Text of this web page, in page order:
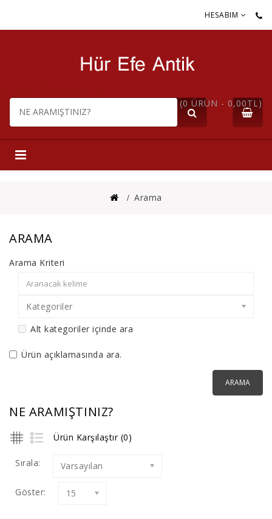
HESABIM
(0 ÜRÜN - 0,00TL)
Arama
ARAMA
Arama Kriteri
Kategoriler
Alt kategoriler içinde ara
Ürün açıklamasında ara.
NE ARAMIŞTINIZ?
Ürün Karşılaştır (0)
Sırala: Varsayılan
Göster: 15